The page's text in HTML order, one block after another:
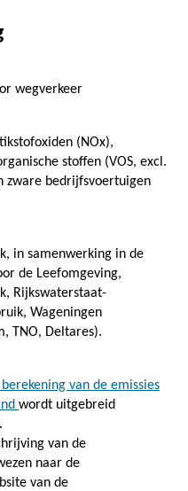
wegverkeer
(NOx),
stoffen (VOS, excl.
zware bedrijfsvoertuigen
in samenwerking in de
de Leefomgeving,
Rijkswaterstaat-
Wageningen
TNO, Deltares).
van de emissies
wordt uitgebreid
van de
naar de
van de